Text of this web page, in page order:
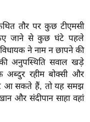
तौर पर कुछ टीएमसी
किए जाने से कुछ घंटे पहले
ने नाम न छापने की
अनुपस्थिति सवाल खड़े
अब्दुर रहीम बोक्सी और
आ सकते हैं, तो यह समझ
और संदीपान साहा वहां